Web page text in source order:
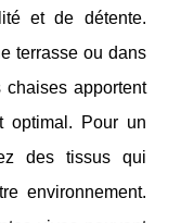
et de détente.
terrasse ou dans
apportent
optimal. Pour un
des tissus qui
environnement.